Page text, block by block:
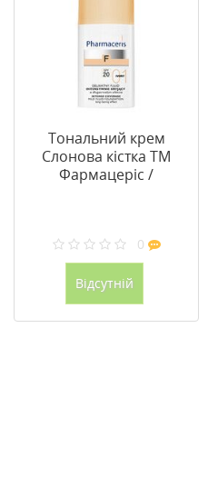
Тональний крем
Слонова кістка ТМ
Фармацеріс /
0
Відсутній